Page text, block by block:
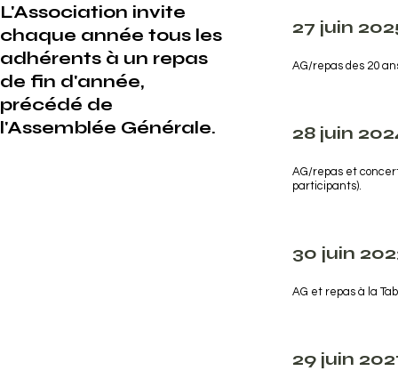
L'Association invite
chaque année tous les
adhérents à un repas
de fin d'année,
précédé de
l'Assemblée Générale.
27 juin
AG/repas des 20
28 juin
AG/repas et
participants).
30 juin
AG et repas à la
29 juin